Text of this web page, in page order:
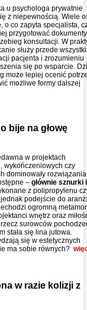
u psychologa prywatnie
z niepewnością. Wiele
o co zapyta specjalista,
przygotować
konsultacji. W
służy przede
pacjenta i zrozumieniu
się po wsparcie.
może lepiej ocenić
możliwe formy dalszej
bije na głowę
w projektach
wykończeniowych czy
dominowały rozwiązania
– głównie sznurki
z polipropylenu
podejście do
ogromną
wnętrz oraz
surowców
stała się lina jutowa.
się w estetycznych
ma sobie równych?
w razie kolizji z